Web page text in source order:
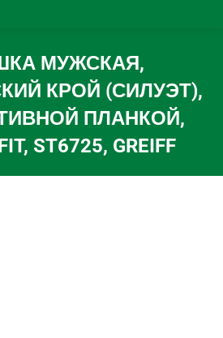
МУЖСКАЯ,
КРОЙ (СИЛУЭТ),
ПЛАНКОЙ,
ST6725, GREIFF
Вы здесь: